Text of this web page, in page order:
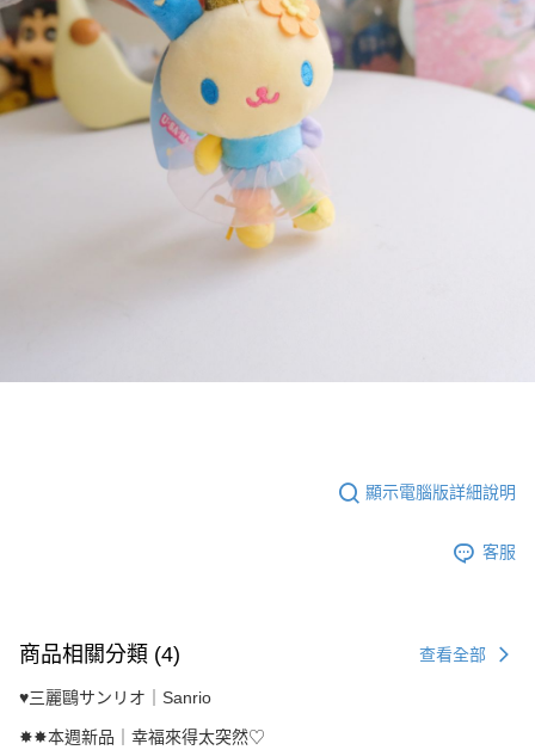
顯示電腦版詳細說明
客服
商品相關分類 (4) 查看全部
♥︎三麗鷗サンリオ｜Sanrio
✸✸本週新品｜幸福來得太突然♡